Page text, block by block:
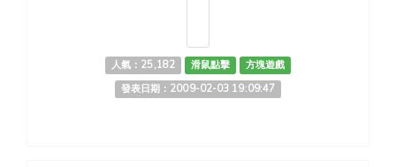
人氣：25,182 滑鼠點擊
方塊遊戲
發表日期：2009-02-03 19:09:47